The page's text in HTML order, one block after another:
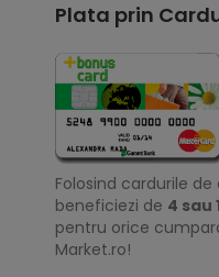
Plata prin
Folosind cardurile
beneficiezi de 4 sau
pentru orice
Market.ro!